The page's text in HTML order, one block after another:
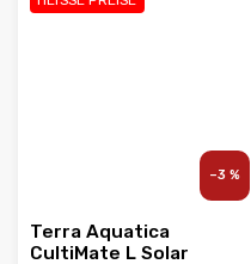
–3 %
Terra Aquatica
CultiMate L Solar